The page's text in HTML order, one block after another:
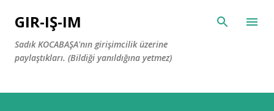
GIR-IŞ-IM
Sadık KOCABAŞA'nın girişimcilik üzerine
paylaştıkları. (Bildiği yanıldığına yetmez)